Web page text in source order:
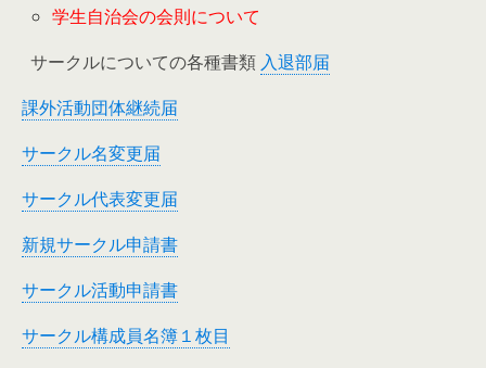
学生自治会の会則について
サークルについての各種書類 入退部届
課外活動団体継続届
サークル名変更届
サークル代表変更届
新規サークル申請書
サークル活動申請書
サークル構成員名簿１枚目